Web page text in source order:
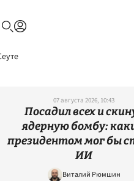
07 августа 2026, 10:43
Посадил всех и
ядерную бомбу:
президентом мог бы
ИИ
Виталий Рюмшин